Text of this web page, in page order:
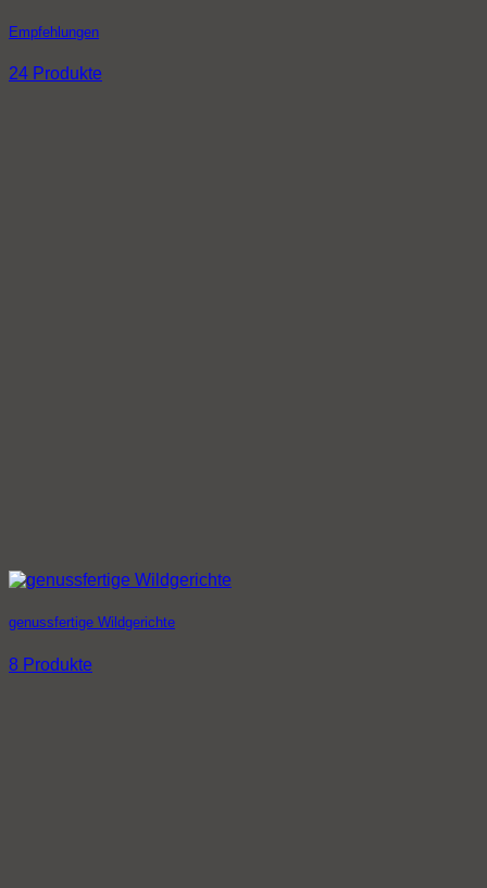
Empfehlungen
24 Produkte
genussfertige Wildgerichte
8 Produkte